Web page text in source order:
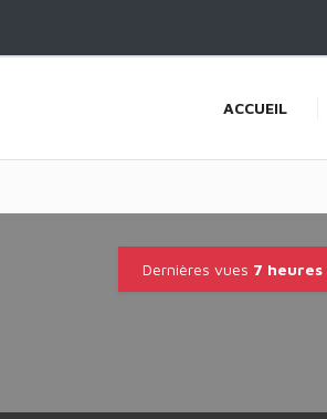
ACCUEIL
Dernières vues 7 heures